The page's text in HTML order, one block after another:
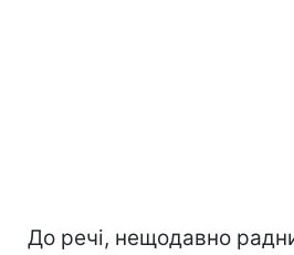
До речі, нещодавно